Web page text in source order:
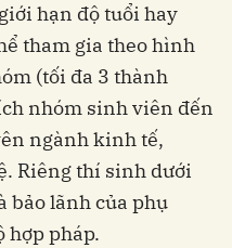
hạn độ tuổi hay
tham gia theo hình
(tối đa 3 thành
nhóm sinh viên đến
ngành kinh tế,
Riêng thí sinh dưới
bảo lãnh của phụ
hợp pháp.